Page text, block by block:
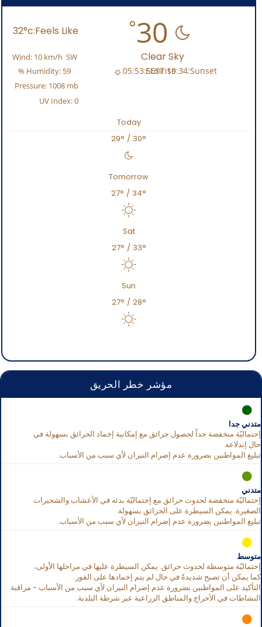
30
32
Clear Sky
Humidity: 59 %
Pressure: 1008 mb
Wind: 10 km/h SW
UV Index:0
Sunrise:
05:53 Sunset:
19:34
Today
29° / 30°
Tomorrow
27° / 34°
Sat
27° / 33°
Sun
27° / 28°
مؤشر خطر الحريق
متدني جدا
إحتماليّة منخفضة جداً لحصول حرائق مع إمكانية إخماد الحرائق بسهولة في
حال إندلاعه.
تبليغ المواطنين بضرورة عدم إضرام النيران لأي سبب من الأسباب.
متدني
إحتماليّة منخفضة لحدوث حرائق مع إحتماليّة بدئه في الأعشاب والشجيرات
الصغيرة. يمكن السيطرة على الحرائق بسهولة.
تبليغ المواطنين بضرورة عدم إضرام النيران لأي سبب من الأسباب.
متوسط
إحتماليّة متوسطة لحدوث حرائق. يمكن السيطرة عليها في مراحلها الأولى،
كما يمكن أن تصبح شديدةً في حال لم يتم إخمادها على الفور.
التأكيد على المواطنين بضرورة عدم إضرام النيران لأي سبب من الأسباب - مراقبة
النشاطات في الأحراج والمناطق الزراعية عبر شرطة البلدية.